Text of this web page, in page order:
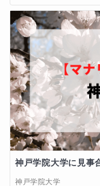
で得たものは大き
人生あきらめなけ
不登校の生徒さん
うな私自身の経験
辛さや苦しさを経
の理解・対応がで
また、成績最下位
4か月間の勉強で
きた私の経験・勉
・授業回数に関し
①現状のままを希
②授業回数の増加
・授業科目に関し
①現状のままを希
②授業科目変更
）
③他の科目の追加
・授業曜日と時間
①現状のままを希
②変更希望
神戸学院大学に見事
神戸学院大学